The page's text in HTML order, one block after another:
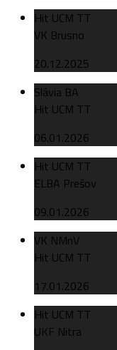
Hit UCM TT
VK Brusno
20.12.2025
Slávia BA
Hit UCM TT
06.01.2026
Hit UCM TT
ELBA Prešov
09.01.2026
VK NMnV
Hit UCM TT
17.01.2026
Hit UCM TT
UKF Nitra